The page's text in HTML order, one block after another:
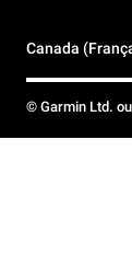
Canada
© Garmin Ltd.